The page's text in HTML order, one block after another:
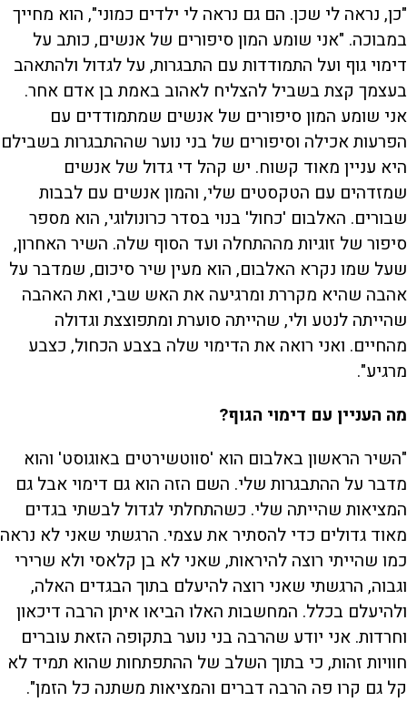
"כן, נראה לי שכן. הם גם נראה לי ילדים כמוני", הוא מחייך
במבוכה. "אני שומע המון סיפורים של אנשים, כותב על
דימוי גוף ועל התמודדות עם התבגרות, על לגדול ולהתאהב
בעצמך קצת בשביל להצליח לאהוב באמת בן אדם אחר.
אני שומע המון סיפורים של אנשים שמתמודדים עם
הפרעות אכילה וסיפורים של בני נוער שההתבגרות בשבילם
היא עניין מאוד קשוח. יש קהל די גדול של אנשים
שמזדהים עם הטקסטים שלי, והמון אנשים עם לבבות
שבורים. האלבום 'כחול' בנוי בסדר כרונולוגי, הוא מספר
סיפור של זוגיות מההתחלה ועד הסוף שלה. השיר האחרון,
שעל שמו נקרא האלבום, הוא מעין שיר סיכום, שמדבר על
אהבה שהיא מקררת ומרגיעה את האש שבי, ואת האהבה
שהייתה לנטע ולי, שהייתה סוערת ומתפוצצת וגדולה
מהחיים. ואני רואה את הדימוי שלה בצבע הכחול, כצבע
מרגיע".
מה העניין עם דימוי הגוף?
"השיר הראשון באלבום הוא 'סווטשירטים באוגוסט' והוא
מדבר על ההתבגרות שלי. השם הזה הוא גם דימוי אבל גם
המציאות שהייתה שלי. כשהתחלתי לגדול לבשתי בגדים
מאוד גדולים כדי להסתיר את עצמי. הרגשתי שאני לא נראה
כמו שהייתי רוצה להיראות, שאני לא בן קלאסי ולא שרירי
וגבוה, הרגשתי שאני רוצה להיעלם בתוך הבגדים האלה,
ולהיעלם בכלל. המחשבות האלו הביאו איתן הרבה דיכאון
וחרדות. אני יודע שהרבה בני נוער בתקופה הזאת עוברים
חוויות זהות, כי בתוך השלב של ההתפתחות שהוא תמיד לא
קל גם קרו פה הרבה דברים והמציאות משתנה כל הזמן".